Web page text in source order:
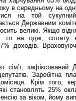
в середньому на
на той
Державним
великі. Якщо
то на одяг, сплату
доходів.
сім’ї,
Заробітна
Крім того,
становлять 25%
за віком, йому